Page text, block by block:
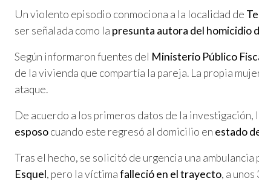
Un violento episodio conmociona a la localidad de
ser señalada como la presunta autora del homicidio
Según informaron fuentes del Ministerio Público
de la vivienda que compartía la pareja. La propia
ataque.
De acuerdo a los primeros datos de la investigación,
esposocuando este regresó al domicilio en estado
Tras el hecho, se solicitó de urgencia una
Esquel, pero la víctimafalleció en el trayecto, a